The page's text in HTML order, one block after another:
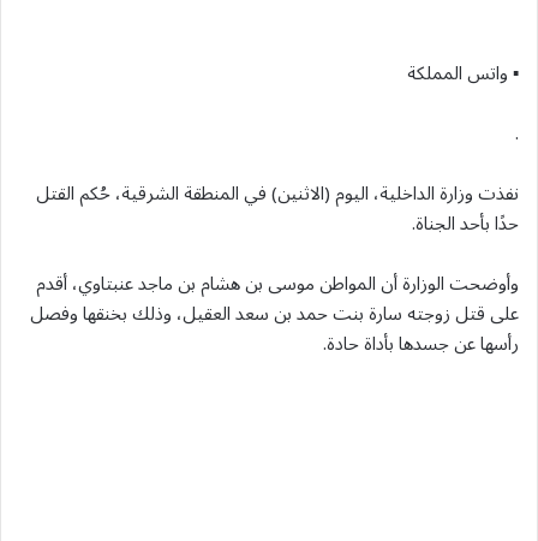
▪︎ واتس المملكة
.
نفذت وزارة الداخلية، اليوم (الاثنين) في المنطقة الشرقية، حُكم القتل
حدًا بأحد الجناة.
وأوضحت الوزارة أن المواطن موسى بن هشام بن ماجد عنبتاوي، أقدم
على قتل زوجته سارة بنت حمد بن سعد العقيل، وذلك بخنقها وفصل
رأسها عن جسدها بأداة حادة.